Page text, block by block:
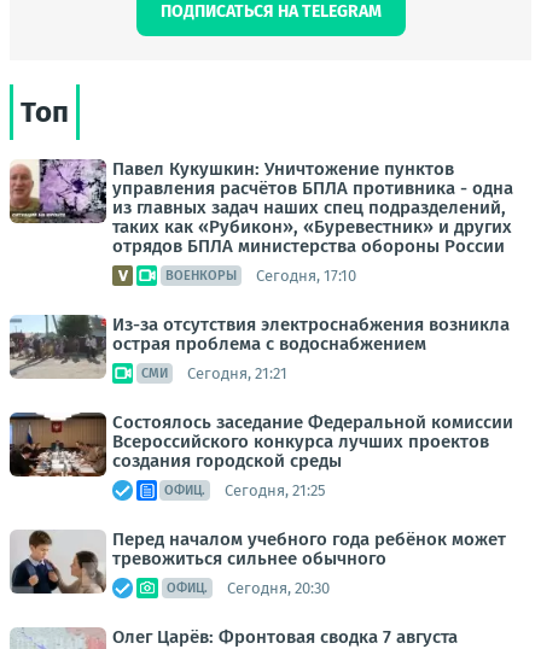
ПОДПИСАТЬСЯ НА TELEGRAM
Топ
Павел Кукушкин: Уничтожение пунктов
управления расчётов БПЛА противника - одна
из главных задач наших спец подразделений,
таких как «Рубикон», «Буревестник» и других
отрядов БПЛА министерства обороны России
ВОЕНКОРЫ Сегодня, 17:10
Из-за отсутствия электроснабжения возникла
острая проблема с водоснабжением
СМИ Сегодня, 21:21
Состоялось заседание Федеральной комиссии
Всероссийского конкурса лучших проектов
создания городской среды
ОФИЦ. Сегодня, 21:25
Перед началом учебного года ребёнок может
тревожиться сильнее обычного
ОФИЦ. Сегодня, 20:30
Олег Царёв: Фронтовая сводка 7 августа